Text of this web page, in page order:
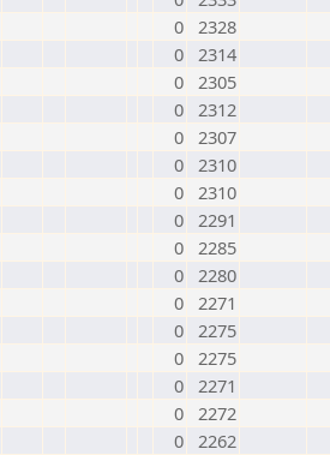
0 2328
0 2314
0 2305
0 2312
0 2307
0 2310
0 2310
0 2291
0 2285
0 2280
0 2271
0 2275
0 2275
0 2271
0 2272
0 2262